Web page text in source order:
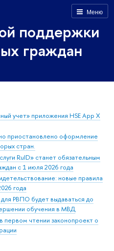
Меню
поддержки
граждан
учет» приложения HSE App X
приостановлено оформление
стран.
RuID» станет обязательным
с 1 июля 2026 года
новые правила
года
РВПО будет выдаваться до
обучения в МВД
первом чтении законопроект о